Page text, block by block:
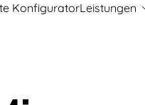
KonfiguratorLeistungen